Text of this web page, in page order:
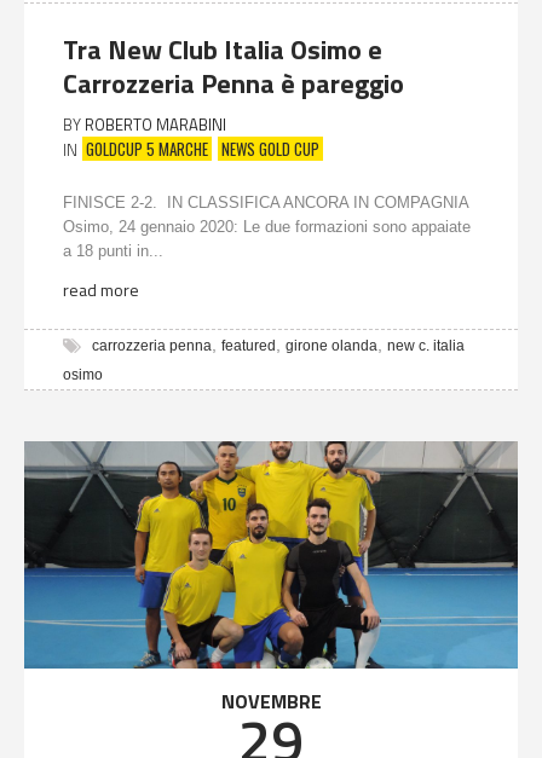
Tra New Club Italia Osimo e
Carrozzeria Penna è pareggio
BY ROBERTO MARABINI
IN GOLDCUP 5 MARCHE NEWS GOLD CUP
FINISCE 2-2. IN CLASSIFICA ANCORA IN COMPAGNIA
Osimo, 24 gennaio 2020: Le due formazioni sono appaiate
a 18 punti in...
read more
carrozzeria penna featured girone olanda new c. italia
osimo
NOVEMBRE